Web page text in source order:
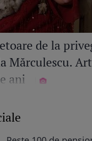
de la
Mărculescu.
ani